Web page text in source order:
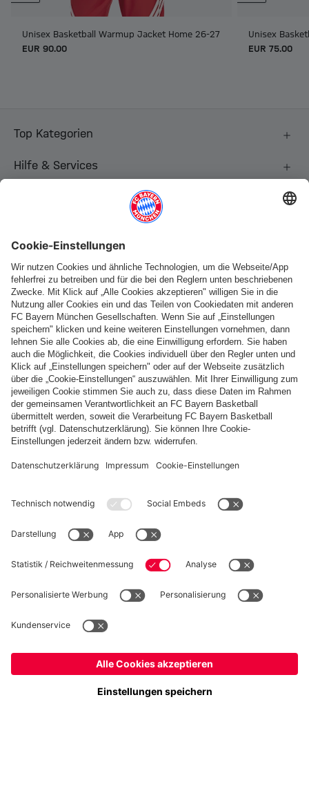
Unisex Basketball Warmup Jacket Home 26-27
EUR 90.00
Unisex
EUR 75.00
Top Kategorien
Hilfe & Services
Folge uns
Zahlung & Lieferung
FC Bayern Store App
WIDERRUF
Datenschutz
Cookie Details
Preise inkl. Steuern und Abgaben
© FC Bayern München AG
FC Bayern München AG, Säbener Str. 51-57, 81547 München
Ja,Schweiz, um dorthin zu liefern!
Weltweit, um dorthin zu liefern!